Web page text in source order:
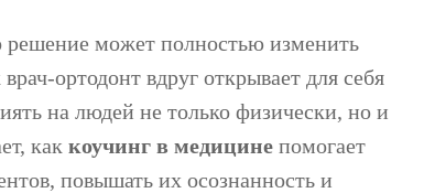
решение может полностью изменить
ортодонт вдруг открывает для себя
на людей не только физически, но и
как коучинг в медицине помогает
повышать их осознанность и